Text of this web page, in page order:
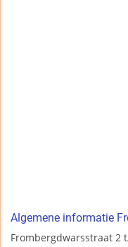
Algemene informatie
Frombergdwarsstraat 2